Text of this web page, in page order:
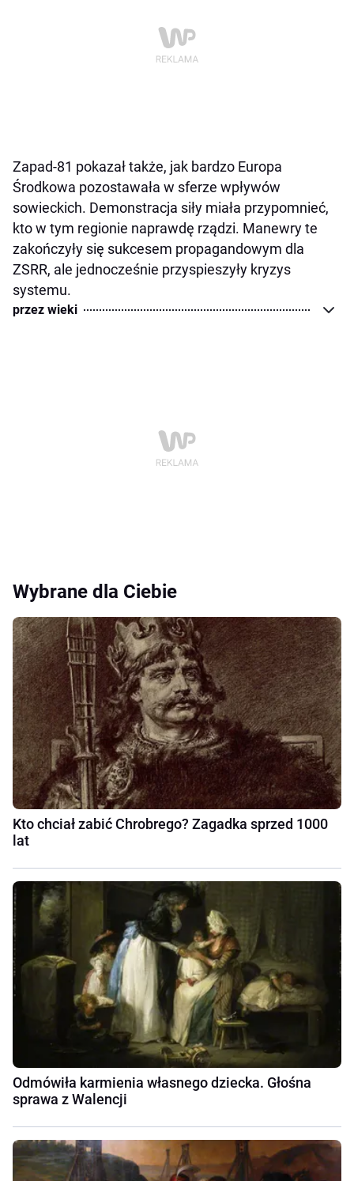
Zapad-81 pokazał także, jak bardzo Europa
Środkowa pozostawała w sferze wpływów
sowieckich. Demonstracja siły miała przypomnieć,
kto w tym regionie naprawdę rządzi. Manewry te
zakończyły się sukcesem propagandowym dla
ZSRR, ale jednocześnie przyspieszyły kryzys
systemu.
przez wieki
Wybrane dla Ciebie
Kto chciał zabić Chrobrego? Zagadka sprzed 1000
lat
Odmówiła karmienia własnego dziecka. Głośna
sprawa z Walencji